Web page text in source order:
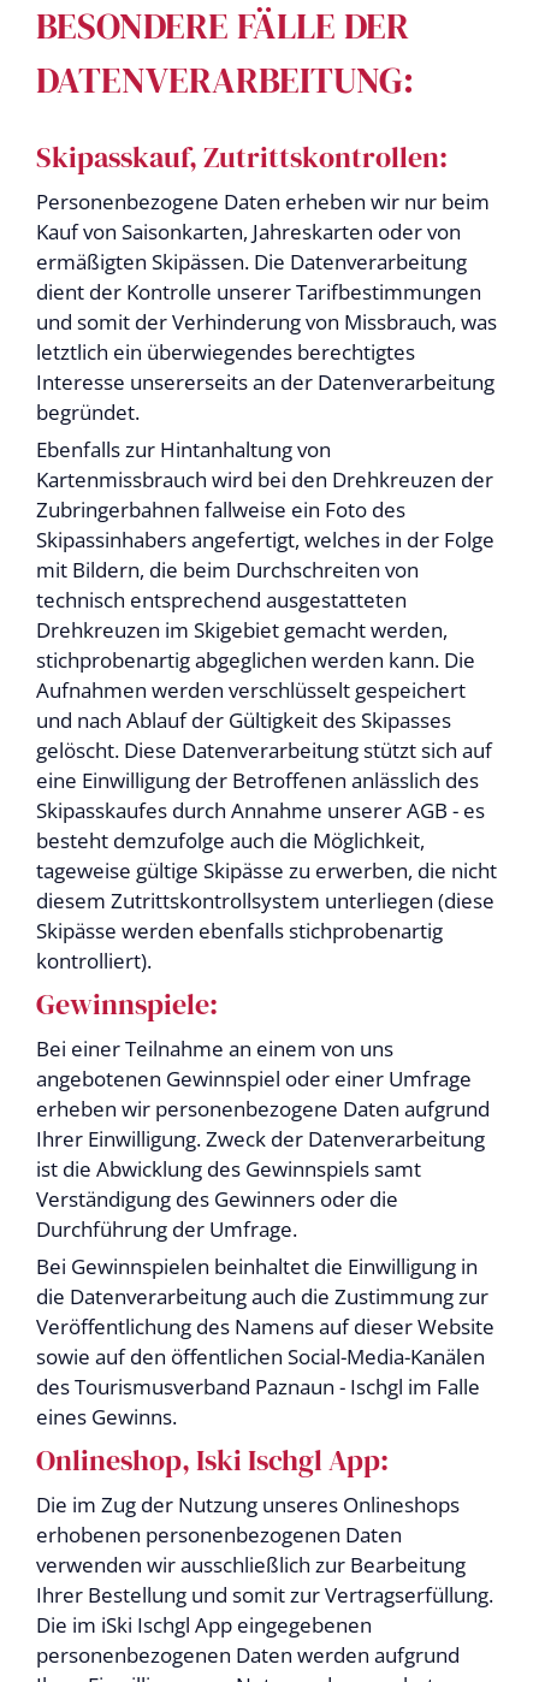
BESONDERE FÄLLE DER
DATENVERARBEITUNG:
Skipasskauf, Zutrittskontrollen:
Personenbezogene Daten erheben wir nur beim
Kauf von Saisonkarten, Jahreskarten oder von
ermäßigten Skipässen. Die Datenverarbeitung
dient der Kontrolle unserer Tarifbestimmungen
und somit der Verhinderung von Missbrauch, was
letztlich ein überwiegendes berechtigtes
Interesse unsererseits an der Datenverarbeitung
begründet.
Ebenfalls zur Hintanhaltung von
Kartenmissbrauch wird bei den Drehkreuzen der
Zubringerbahnen fallweise ein Foto des
Skipassinhabers angefertigt, welches in der Folge
mit Bildern, die beim Durchschreiten von
technisch entsprechend ausgestatteten
Drehkreuzen im Skigebiet gemacht werden,
stichprobenartig abgeglichen werden kann. Die
Aufnahmen werden verschlüsselt gespeichert
und nach Ablauf der Gültigkeit des Skipasses
gelöscht. Diese Datenverarbeitung stützt sich auf
eine Einwilligung der Betroffenen anlässlich des
Skipasskaufes durch Annahme unserer AGB - es
besteht demzufolge auch die Möglichkeit,
tageweise gültige Skipässe zu erwerben, die nicht
diesem Zutrittskontrollsystem unterliegen (diese
Skipässe werden ebenfalls stichprobenartig
kontrolliert).
Gewinnspiele:
Bei einer Teilnahme an einem von uns
angebotenen Gewinnspiel oder einer Umfrage
erheben wir personenbezogene Daten aufgrund
Ihrer Einwilligung. Zweck der Datenverarbeitung
ist die Abwicklung des Gewinnspiels samt
Verständigung des Gewinners oder die
Durchführung der Umfrage.
Bei Gewinnspielen beinhaltet die Einwilligung in
die Datenverarbeitung auch die Zustimmung zur
Veröffentlichung des Namens auf dieser Website
sowie auf den öffentlichen Social-Media-Kanälen
des Tourismusverband Paznaun - Ischgl im Falle
eines Gewinns.
Onlineshop, Iski Ischgl App:
Die im Zug der Nutzung unseres Onlineshops
erhobenen personenbezogenen Daten
verwenden wir ausschließlich zur Bearbeitung
Ihrer Bestellung und somit zur Vertragserfüllung.
Die im iSki Ischgl App eingegebenen
personenbezogenen Daten werden aufgrund